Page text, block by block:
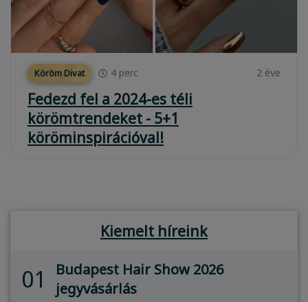
Köröm Divat 4 perc 2 éve
Fedezd fel a 2024-es téli
körömtrendeket - 5+1
köröminspirációval!
Kiemelt híreink
01
Budapest Hair Show 2026
jegyvásárlás